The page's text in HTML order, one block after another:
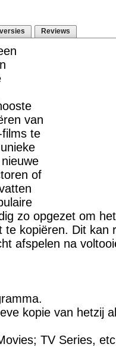
Reviews
van
te
of
zo opgezet om
te kopiëren. Dit kan
afspelen na
kopie van hetzij
TV Series,